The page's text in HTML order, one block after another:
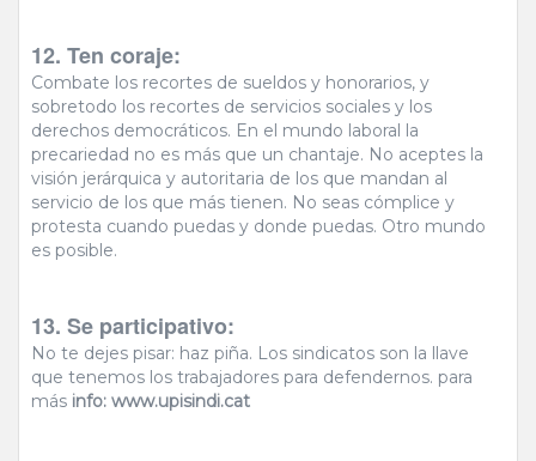
12. Ten coraje:
Combate los recortes de sueldos y honorarios, y
sobretodo los recortes de servicios sociales y los
derechos democráticos. En el mundo laboral la
precariedad no es más que un chantaje. No aceptes la
visión jerárquica y autoritaria de los que mandan al
servicio de los que más tienen. No seas cómplice y
protesta cuando puedas y donde puedas. Otro mundo
es posible.
13. Se participativo:
No te dejes pisar: haz piña. Los sindicatos son la llave
que tenemos los trabajadores para defendernos. para
más info: www.upisindi.cat